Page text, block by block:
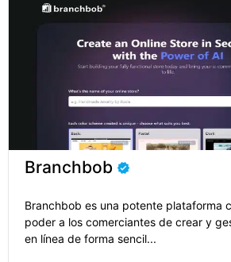
Branchbob
Branchbob es una potente plataforma
poder a los comerciantes de crear y
en línea de forma sencil...